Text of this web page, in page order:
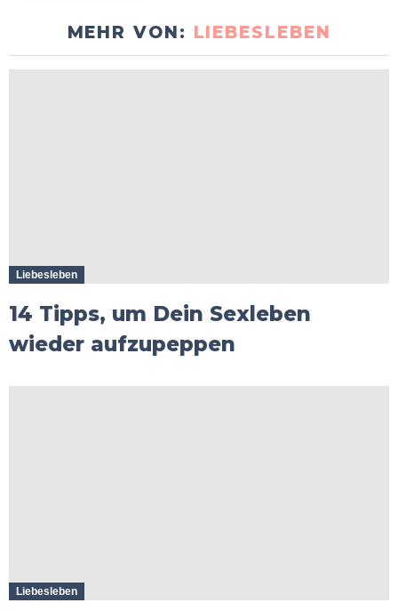
MEHR VON: LIEBESLEBEN
Liebesleben
14 Tipps, um Dein Sexleben
wieder aufzupeppen
Liebesleben